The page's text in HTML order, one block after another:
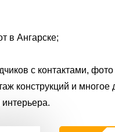
в Ангарске;
с контактами,
конструкций и многое